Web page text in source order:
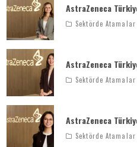
AstraZeneca
Sektörde Atamalar
AstraZeneca
Sektörde Atamalar
AstraZeneca
Sektörde Atamalar